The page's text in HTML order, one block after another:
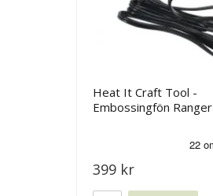
Heat It Craft Tool -
Embossingfön Ranger
399 kr